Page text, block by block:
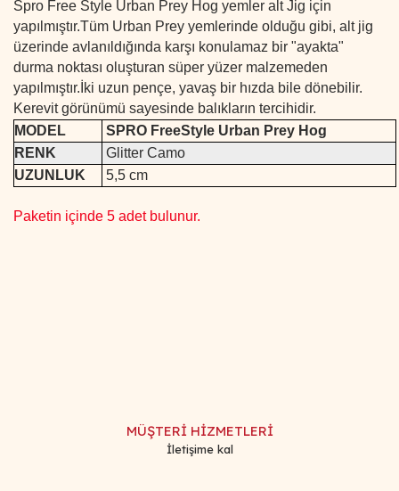
Spro Free Style Urban Prey Hog yemler alt Jig için
yapılmıştır.Tüm Urban Prey yemlerinde olduğu gibi, alt jig
üzerinde avlanıldığında karşı konulamaz bir "ayakta"
durma noktası oluşturan süper yüzer malzemeden
yapılmıştır.İki uzun pençe, yavaş bir hızda bile dönebilir.
Kerevit görünümü sayesinde balıkların tercihidir.
MODEL
SPRO FreeStyle Urban Prey Hog
RENK
Glitter Camo
UZUNLUK
5,5 cm
Paketin içinde 5 adet bulunur.
Ürün bilgilerinde hatalar bulunuyor.
MÜŞTERİ HİZMETLERİ
İletişime kal